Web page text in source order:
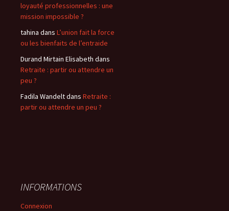
loyauté professionnelles : une
mission impossible ?
tahina dans L’union fait la force
ou les bienfaits de l’entraide
Durand Mirtain Elisabeth dans
Retraite : partir ou attendre un
peu ?
Fadila Wandeltdans Retraite :
partir ou attendre un peu ?
INFORMATIONS
Connexion